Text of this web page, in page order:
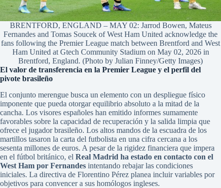
BRENTFORD, ENGLAND – MAY 02: Jarrod Bowen, Mateus
Fernandes and Tomas Soucek of West Ham United acknowledge the
fans following the Premier League match between Brentford and West
Ham United at Gtech Community Stadium on May 02, 2026 in
Brentford, England. (Photo by Julian Finney/Getty Images)
El valor de transferencia en la Premier League y el perfil del
pivote brasileño
El conjunto merengue busca un elemento con un despliegue físico
imponente que pueda otorgar equilibrio absoluto a la mitad de la
cancha. Los visores españoles han emitido informes sumamente
favorables sobre la capacidad de recuperación y la salida limpia que
ofrece el jugador brasileño. Los altos mandos de la escuadra de los
martillos tasaron la carta del futbolista en una cifra cercana a los
sesenta millones de euros. A pesar de la rigidez financiera que impera
en el fútbol británico, el Real Madrid ha estado en contacto con el
West Ham por Fernandes intentando rebajar las condiciones
iniciales. La directiva de Florentino Pérez planea incluir variables por
objetivos para convencer a sus homólogos ingleses.